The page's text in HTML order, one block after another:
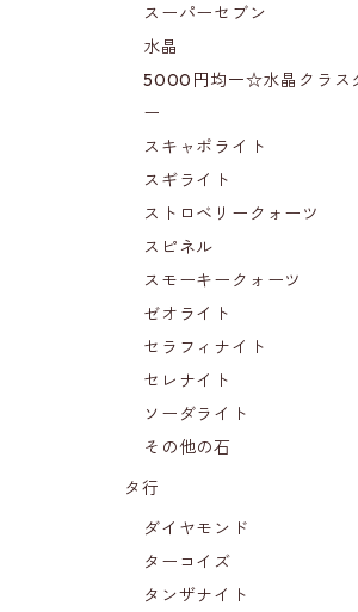
スーパーセブン
水晶
5000円均一☆水晶クラス
ー
スキャポライト
スギライト
ストロベリークォーツ
スピネル
スモーキークォーツ
ゼオライト
セラフィナイト
セレナイト
ソーダライト
その他の石
タ行
ダイヤモンド
ターコイズ
タンザナイト